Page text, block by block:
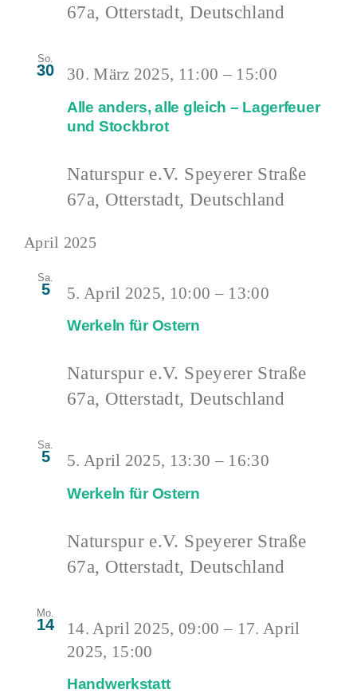
67a, Otterstadt, Deutschland
So.
30
Alle anders, alle gleich – Lagerfeuer
und Stockbrot
30. März 2025, 11:00 – 15:00
Naturspur e.V. Speyerer Straße
67a, Otterstadt, Deutschland
April 2025
Sa.
5
Werkeln für Ostern
5. April 2025, 10:00 – 13:00
Naturspur e.V. Speyerer Straße
67a, Otterstadt, Deutschland
Sa.
5
Werkeln für Ostern
5. April 2025, 13:30 – 16:30
Naturspur e.V. Speyerer Straße
67a, Otterstadt, Deutschland
Mo.
14
Handwerkstatt
14. April 2025, 09:00 – 17. April
2025, 15:00